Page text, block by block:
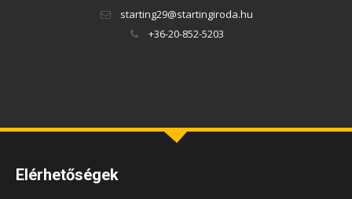
starting29@startingiroda.hu
+36-20-852-5203
Elérhetőségek